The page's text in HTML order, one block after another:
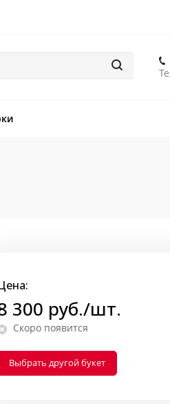
300 руб./шт.
Скоро появится
Выбрать другой букет